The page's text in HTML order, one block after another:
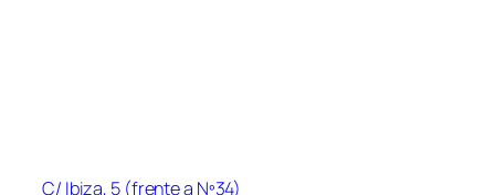
C/ Ibiza, 5 (frente a Nº34)